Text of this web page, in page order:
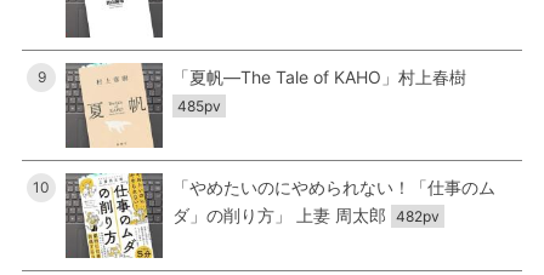
9 「夏帆―The Tale of KAHO」村上春樹
485pv
10
「やめたいのにやめられない！「仕事のム
ダ」の削り方」 上妻 周太郎 482pv